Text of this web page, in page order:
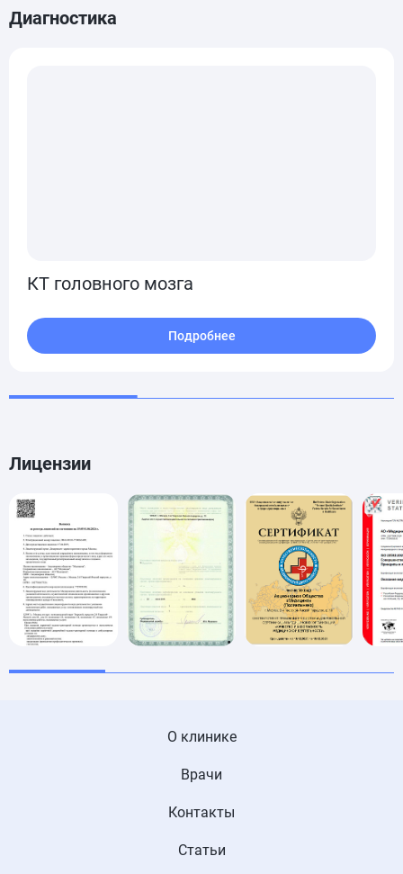
Диагностика
КТ головного мозга
Подробнее
Лицензии
О клинике
Врачи
Контакты
Статьи